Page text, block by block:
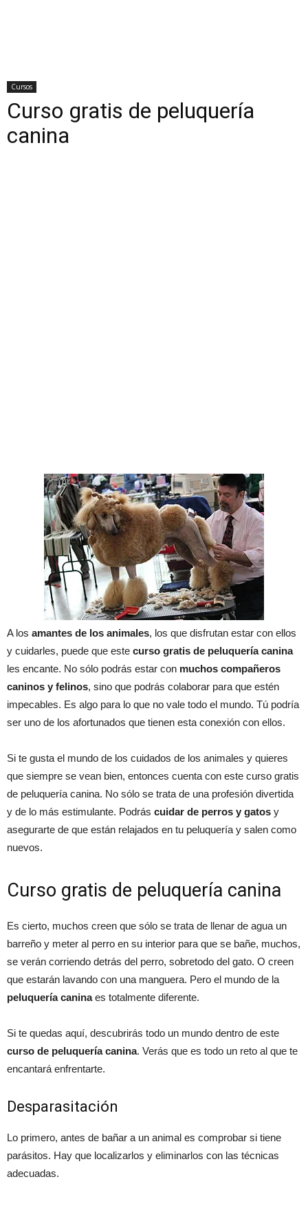
Cursos
Curso gratis de peluquería
canina
A los amantes de los animales, los que disfrutan estar con ellos
y cuidarles, puede que este curso gratis de peluquería canina
les encante. No sólo podrás estar con muchos compañeros
caninos y felinos, sino que podrás colaborar para que estén
impecables. Es algo para lo que no vale todo el mundo. Tú podría
ser uno de los afortunados que tienen esta conexión con ellos.
Si te gusta el mundo de los cuidados de los animales y quieres
que siempre se vean bien, entonces cuenta con este curso gratis
de peluquería canina. No sólo se trata de una profesión divertida
y de lo más estimulante. Podrás cuidar de perros y gatos y
asegurarte de que están relajados en tu peluquería y salen como
nuevos.
Curso gratis de peluquería canina
Es cierto, muchos creen que sólo se trata de llenar de agua un
barreño y meter al perro en su interior para que se bañe, muchos,
se verán corriendo detrás del perro, sobretodo del gato. O creen
que estarán lavando con una manguera. Pero el mundo de la
peluquería caninaes totalmente diferente.
Si te quedas aquí, descubrirás todo un mundo dentro de este
curso de peluquería canina. Verás que es todo un reto al que te
encantará enfrentarte.
Desparasitación
Lo primero, antes de bañar a un animal es comprobar si tiene
parásitos. Hay que localizarlos y eliminarlos con las técnicas
adecuadas.